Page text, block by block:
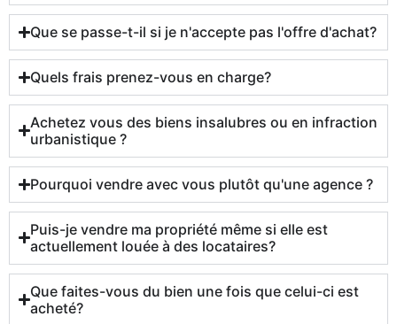
Que se passe-t-il si je n'accepte pas l'offre d'achat?
Quels frais prenez-vous en charge?
Achetez vous des biens insalubres ou en infraction
urbanistique ?
Pourquoi vendre avec vous plutôt qu'une agence ?
Puis-je vendre ma propriété même si elle est
actuellement louée à des locataires?
Que faites-vous du bien une fois que celui-ci est
acheté?